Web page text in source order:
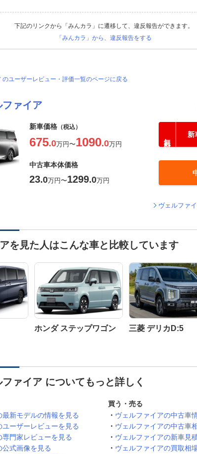
下記のリンクから「みんカラ」に遷移して、違反報告ができます。
「みんカラ」から、違反報告をする
のユーザーレビュー・評価一覧のページに戻る
ファイア
新車価格 （税込）
675.0万円〜1090.0万円
新
中古車本体価格
23.0万円〜1299.0万円
ヴェルファ
を見た人はこんな車と比較しています
ホンダ ステップワゴン 三菱 デリカD:5
ファイア についてもっと詳しく
新モデルの情報を見る
ーザーレビューを見る
門家レビューを見る
式画像を見る
買う・売る
ヴェルファイアの中古車
ヴェルファイアの中古車
ヴェルファイアの新車見
ヴェルファイアの買取相